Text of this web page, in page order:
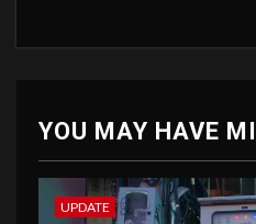
YOU MAY HAVE
UPDATE